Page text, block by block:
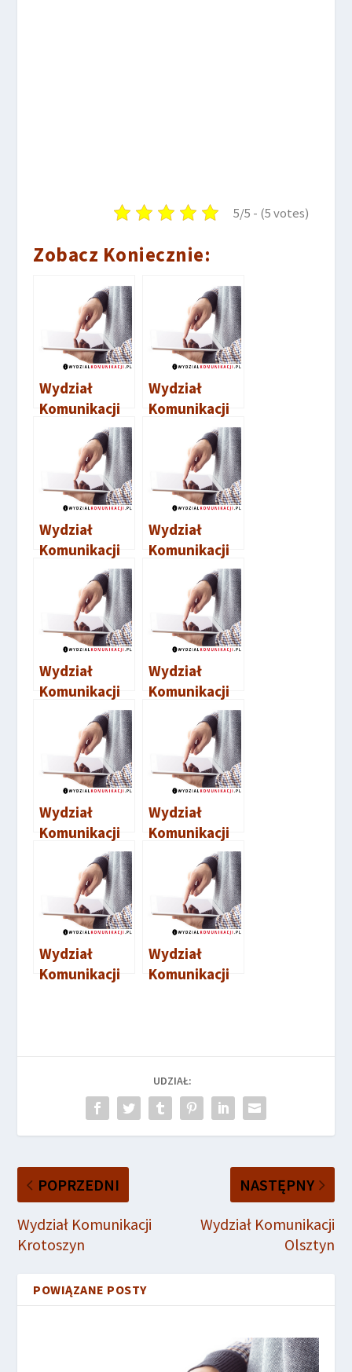
5/5 - (5 votes)
Zobacz Koniecznie:
Wydział
Komunikacji
Wydział
Komunikacji
Wydział
Komunikacji
Wydział
Komunikacji
Wydział
Komunikacji
Wydział
Komunikacji
Międzyrzecz
Wydział
Komunikacji
Nowa Sól
Wydział
Komunikacji
Krajeńskie
Wydział
Komunikacji
Wydział
Komunikacji
UDZIAŁ:
POPRZEDNI
Wydział Komunikacji
Krotoszyn
NASTĘPNY
Wydział Komunikacji
Olsztyn
POWIĄZANE POSTY